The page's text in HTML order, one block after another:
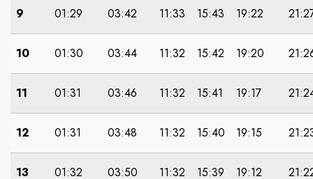
9 01:29 03:42 11:33 15:43 19:22
10 01:30 03:44 11:32 15:42 19:20
11 01:31 03:46 11:32 15:41 19:17
12 01:31 03:48 11:32 15:40 19:15
13 01:32 03:50 11:32 15:39 19:12